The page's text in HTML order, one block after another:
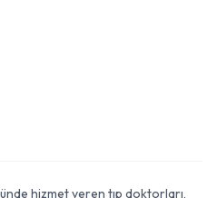
hizmet veren tıp doktorları,